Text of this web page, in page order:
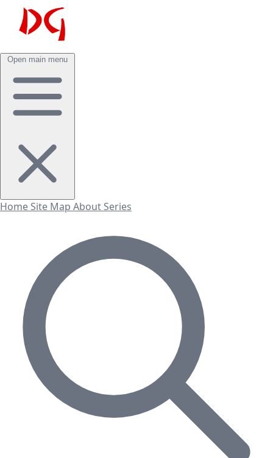
Open main menu
Home Site Map About Series